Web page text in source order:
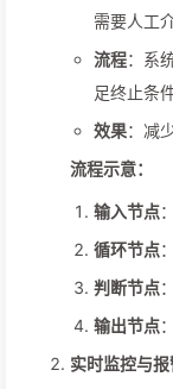
需要人工
流程：系
足终止条件
效果：减
流程示意：
输入节点
循环节点
判断节点
输出节点
实时监控与报